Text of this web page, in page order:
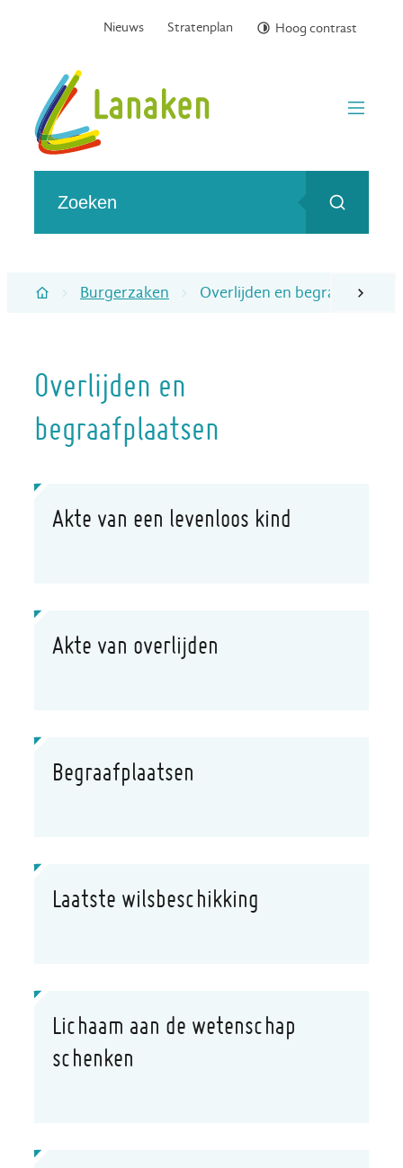
Naar inhoudNieuws Stratenplan Hoog contrast
Gemeente Lanaken
Zoeken
menu
scroll
Startpagina
Burgerzaken Overlijden en
Overlijden en
begraafplaatsen
Akte van een levenloos kind
Akte van overlijden
Begraafplaatsen
Laatste wilsbeschikking
Lichaam aan de wetenschap
schenken